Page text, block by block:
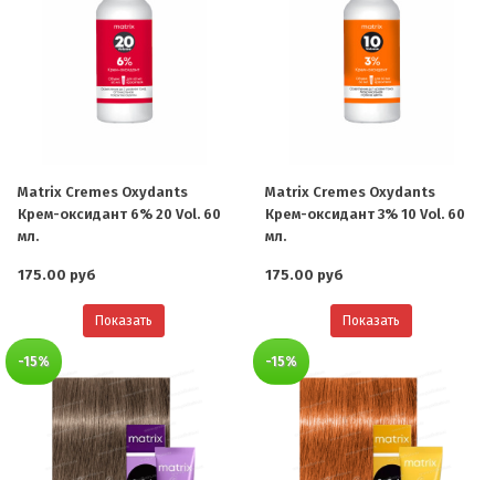
Matrix Cremes Oxydants
Крем-оксидант 6% 20 Vol. 60
мл.
175.00 руб
Показать
Matrix Cremes Oxydants
Крем-оксидант 3% 10 Vol. 60
мл.
175.00 руб
Показать
-15% -15%